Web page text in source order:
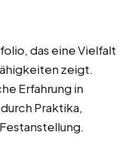
das eine Vielfalt
zeigt.
Erfahrung in
Praktika,